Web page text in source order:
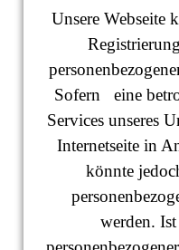
Unsere Webseite
Sofern eine
Services unseres
Internetseite in
könnte
werden.